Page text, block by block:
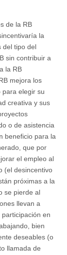
de la RB
la
del tipo del
sin contribuir a
la RB
mejora los
para elegir su
creativa y sus
o de asistencia
beneficio para la
que por
el empleo al
(el desincentivo
próximas a la
se pierde al
llevan a
en
bien
deseables (o
llamada de